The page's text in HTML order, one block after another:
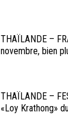
THAÏLANDE –
novembre, bien
THAÏLANDE –
«Loy Krathong»